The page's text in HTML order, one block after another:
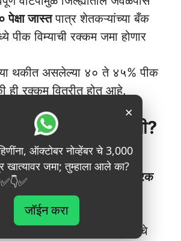
जास्तपात्र शेतकऱ्यांच्या बँक
पीक विम्याची रक्कम जमा होणार
थकीत असलेल्या ४० ते ४५% पीक
ही रक्कम वितरीत होत आहे.
कशासाठी थांबली होती?
राज्य शासनाने आवश्यक
₹१२१ कोटी रुपयांचे पूरक
पीक विमा कंपनीला दिले होते.
मिळाल्यानंतर वितरण प्रक्रिया
त्यामुळे शेतकऱ्यांमध्ये नाराजीचे
×
ऑक्टोबर नोव्हेंबर चे 3,000
जमा; तुम्हाला आले का?
जॉईन करा